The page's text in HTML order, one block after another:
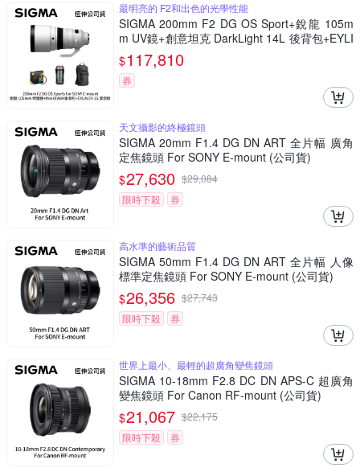
最明亮的 F2和出色的光學性能
SIGMA 200mm F2 DG OS Sport+銳龍 105m
m UV鏡+創意坦克 DarkLight 14L 後背包+EYLI
N EY-15清潔組 For SONY E-mount (公司貨)
$117,810
券
天文攝影的終極鏡頭
SIGMA 20mm F1.4 DG DN ART 全片幅 廣角
定焦鏡頭 For SONY E-mount (公司貨)
$27,630 $29,084
限時下殺
券
高水準的藝術品質
SIGMA 50mm F1.4 DG DN ART 全片幅 人像
標準定焦鏡頭 For SONY E-mount (公司貨)
$26,356 $27,743
限時下殺
券
世界上最小、最輕的超廣角變焦鏡頭
SIGMA 10-18mm F2.8 DC DN APS-C 超廣角
變焦鏡頭 For Canon RF-mount (公司貨)
$21,067 $22,175
限時下殺
券